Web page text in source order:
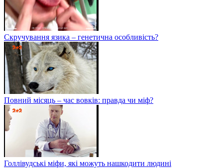
Скручування язика – генетична особливість?
Повний місяць – час вовків: правда чи міф?
Голлівудські міфи, які можуть нашкодити людині